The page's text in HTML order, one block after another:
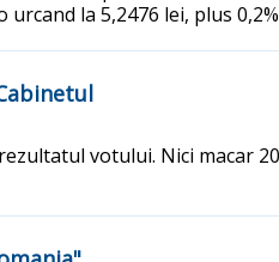
la 5,2476 lei, plus
votului. Nici macar